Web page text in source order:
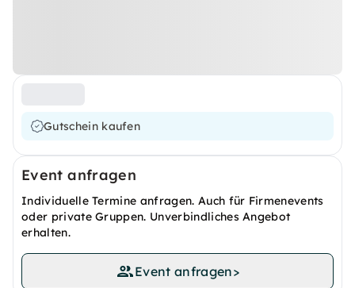
Gutschein kaufen
Event anfragen
Individuelle Termine anfragen. Auch für Firmenevents
oder private Gruppen. Unverbindliches Angebot
erhalten.
Event anfragen>